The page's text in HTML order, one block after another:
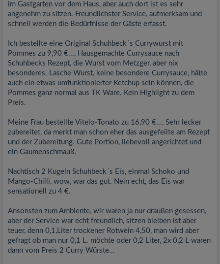
im Gastgarten vor dem Haus, aber auch dort ist es sehr
angenehm zu sitzen. Freundlichster Service, aufmerksam und
schnell werden die Bedürfnisse der Gäste erfasst.
Ich bestellte eine Original Schuhbeck´s Currywurst mit
Pommes zu 9,90 €..., Hausgemachte Currysauce nach
Schuhbecks Rezept, die Wurst vom Metzger, aber nix
besonderes. Lasche Wurst, keine besondere Currysauce, hätte
auch ein etwas umfunktionierter Ketchup sein können, die
Pommes ganz normal aus TK Ware. Kein Highlight zu dem
Preis.
Meine Frau bestellte Vitelo-Tonato zu 16,90 €..., Sehr lecker
zubereitet, da merkt man schon eher das ausgefeilte am Rezept
und der Zubereitung. Gute Portion, liebevoll angerichtet und
ein Gaumenschmauß.
Nachtisch 2 Kugeln Schuhbeck´s Eis, einmal Schoko und
Mango-Chilli, wow, war das gut. Nein echt, das Eis war
sensationell zu 4 €.
Ansonsten zum Ambiente, wir waren ja nur draußen gesessen,
aber der Service war echt freundlich, sitzen bleiben ist aber
teuer, denn 0,1,Liter trockener Rotwein 4,50, man wird aber
gefragt ob man nur 0,1 L. möchte oder 0,2 Liter, 2x 0,2 L waren
dann vom Preis 2 Curry Würste...